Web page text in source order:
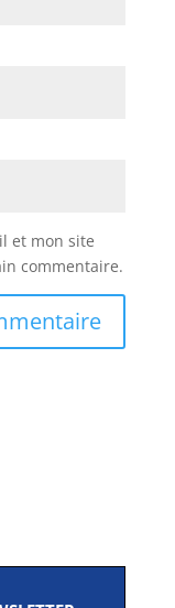
et mon site
commentaire.